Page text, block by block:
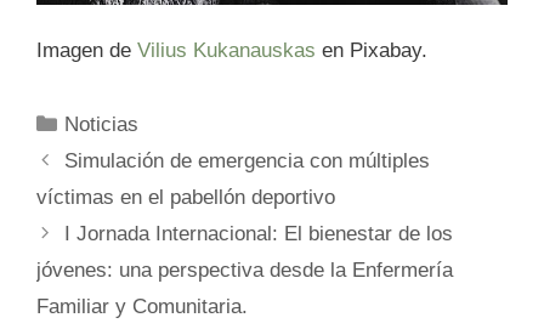
Imagen de Vilius Kukanauskas en Pixabay.
Categorías
Noticias
Simulación de emergencia con múltiples
víctimas en el pabellón deportivo
I Jornada Internacional: El bienestar de los
jóvenes: una perspectiva desde la Enfermería
Familiar y Comunitaria.